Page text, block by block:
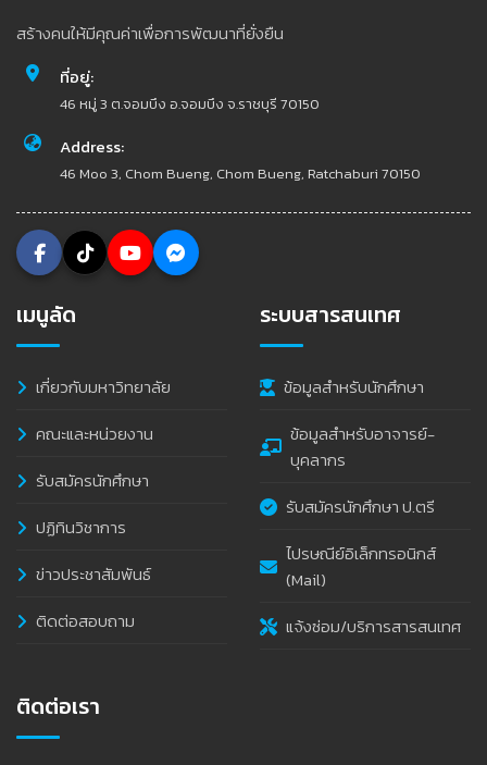
สร้างคนให้มีคุณค่าเพื่อการพัฒนาที่ยั่งยืน
ที่อยู่:
46 หมู่ 3 ต.จอมบึง อ.จอมบึง จ.ราชบุรี 70150
Address:
46 Moo 3, Chom Bueng, Chom Bueng, Ratchaburi 70150
เมนูลัด
เกี่ยวกับมหาวิทยาลัย
คณะและหน่วยงาน
รับสมัครนักศึกษา
ปฏิทินวิชาการ
ข่าวประชาสัมพันธ์
ติดต่อสอบถาม
ระบบสารสนเทศ
ข้อมูลสำหรับนักศึกษา
ข้อมูลสำหรับอาจารย์-
บุคลากร
รับสมัครนักศึกษา ป.ตรี
ไปรษณีย์อิเล็กทรอนิกส์
(Mail)
แจ้งซ่อม/บริการสารสนเทศ
ติดต่อเรา